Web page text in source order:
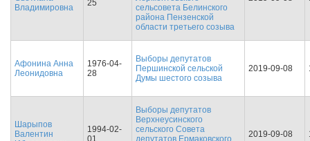
Владимировна
25
сельсовета Белинского
района Пензенской
области третьего созыва
Афонина Анна
Леонидовна
1976-04-
28
Выборы депутатов
Першинской сельской
Думы шестого созыва
2019-09-08
Шарыпов
Валентин
1994-02-
01
Выборы депутатов
Верхнеусинского
сельского Совета
депутатов Ермаковского
2019-09-08